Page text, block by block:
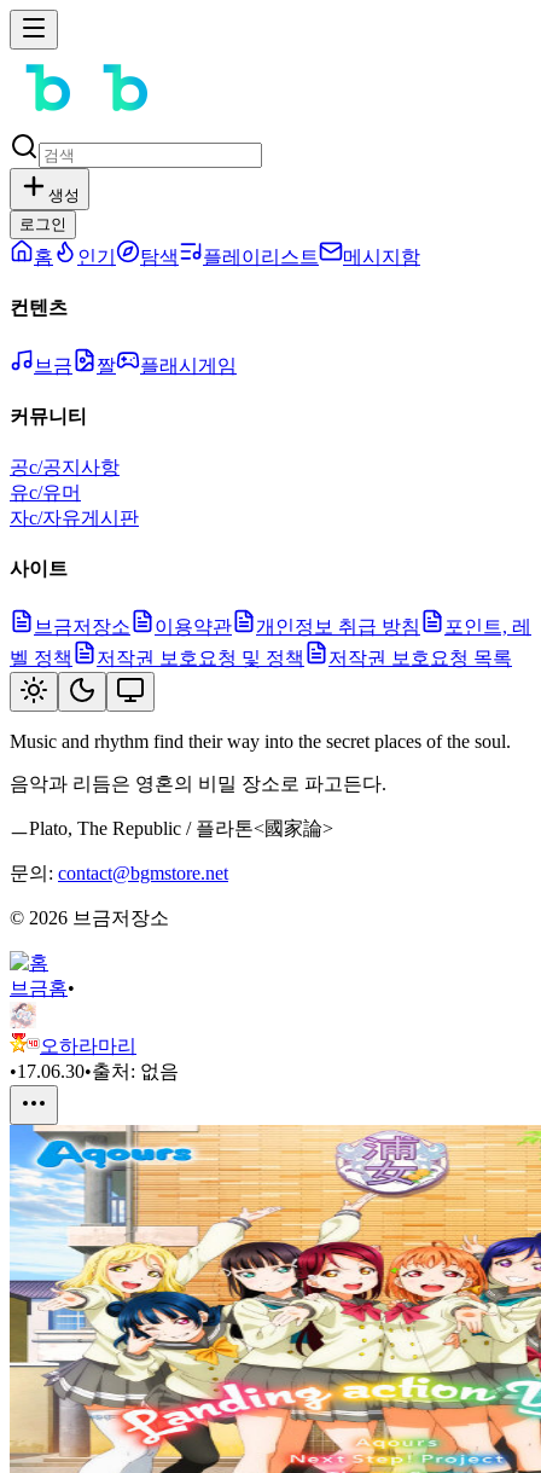
생성
로그인
홈 인기 탐색 플레이리스트 메시지함
컨텐츠
브금 짤 플래시게임
커뮤니티
공c/공지사항
유c/유머
자c/자유게시판
사이트
브금저장소 이용약관 개인정보 취급 방침
포인트, 레
벨 정책
저작권 보호요청 및 정책 저작권 보호요청 목록
Music and rhythm find their way into the secret places of the soul.
음악과 리듬은 영혼의 비밀 장소로 파고든다.
ㅡPlato, The Republic / 플라톤<國家論>
문의: contact@bgmstore.net
© 2026 브금저장소
브금홈•
오하라마리
•17.06.30•출처: 없음